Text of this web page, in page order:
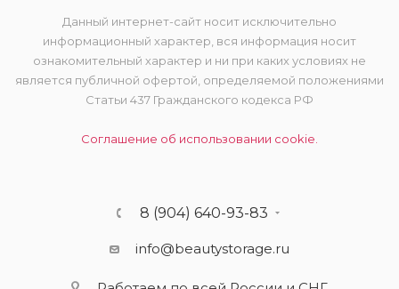
Данный интернет-сайт носит исключительно
информационный характер, вся информация носит
ознакомительный характер и ни при каких условиях не
является публичной офертой, определяемой положениями
Статьи 437 Гражданского кодекса РФ
Соглашение об использовании cookie.
8 (904) 640-93-83
info@beautystorage.ru